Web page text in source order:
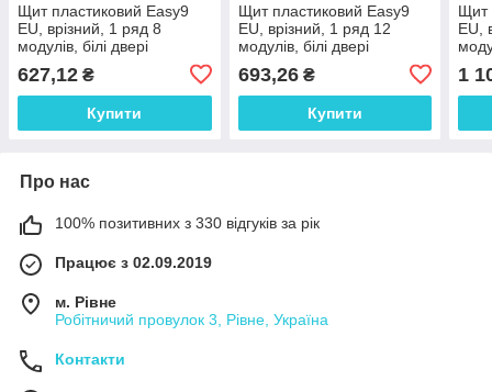
Щит пластиковий Easy9
EU, врізний, 1 ряд 8
модулів, білі двері
627,12 ₴
Купити
Щит пластиковий Easy9
EU, врізний, 1 ряд 12
модулів, білі двері
693,26₴
Купити
Щит
EU,
1
Про нас
100% позитивних з 330 відгуків за рік
Працює з 02.09.2019
м. Рівне
Робітничий провулок 3, Рівне, Україна
Контакти